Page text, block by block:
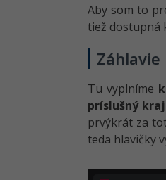
Aby som to
tiež dostupná
Záhlavie
Tu vyplníme
príslušný kraj
prvýkrát za
teda hlavičky